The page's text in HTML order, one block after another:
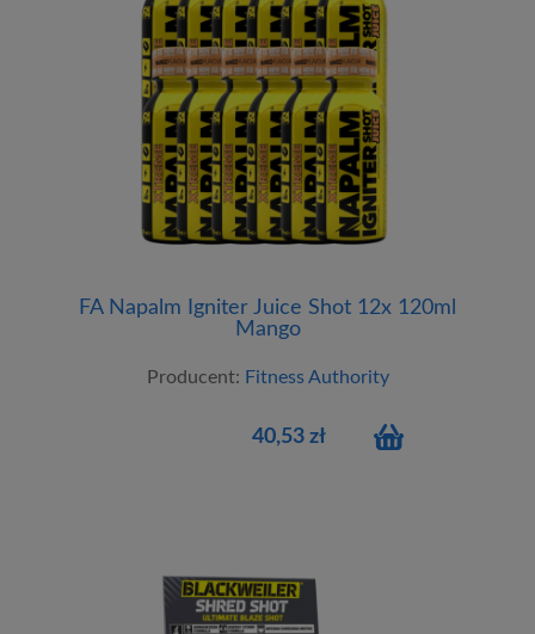
FA Napalm Igniter Juice Shot 12x 120ml
Mango
Producent: Fitness Authority
40,53 zł